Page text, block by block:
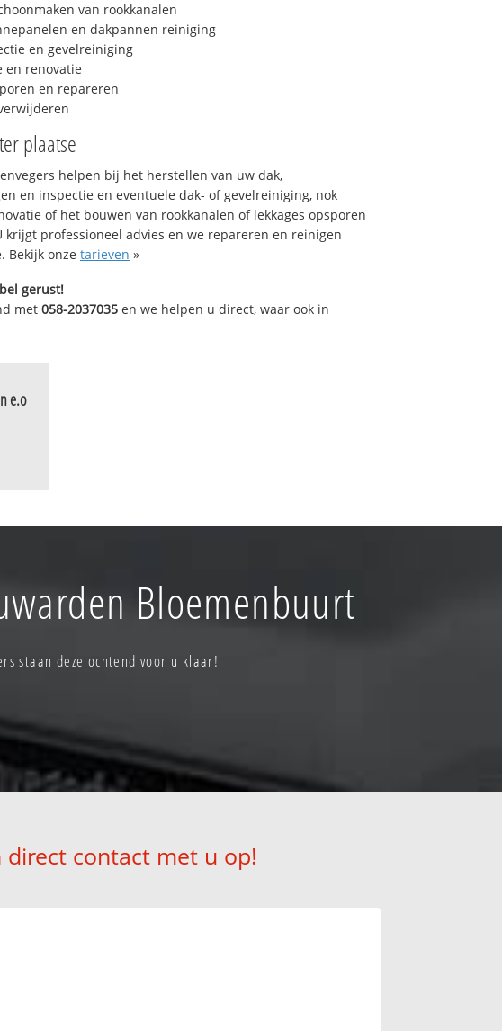
van rookkanalen
en dakpannen reiniging
en gevelreiniging
en renovatie
en repareren
plaatse
helpen bij het herstellen van uw dak,
en inspectie en eventuele dak- of gevelreiniging, nok
of het bouwen van rookkanalen of lekkages opsporen
krijgt professioneel advies en we repareren en reinigen
Bekijk onze tarieven »
gerust!
met 058-2037035 en we helpen u direct, waar ook in
e.o
Bloemenbuurt
staan deze ochtend voor u klaar!
direct contact met u op!